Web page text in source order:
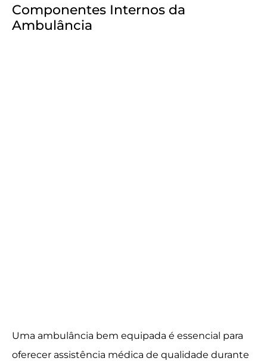
Componentes Internos da
Ambulância
Uma ambulância bem equipada é essencial para
oferecer assistência médica de qualidade durante